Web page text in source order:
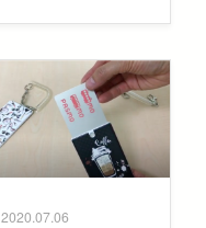
2020.07.06